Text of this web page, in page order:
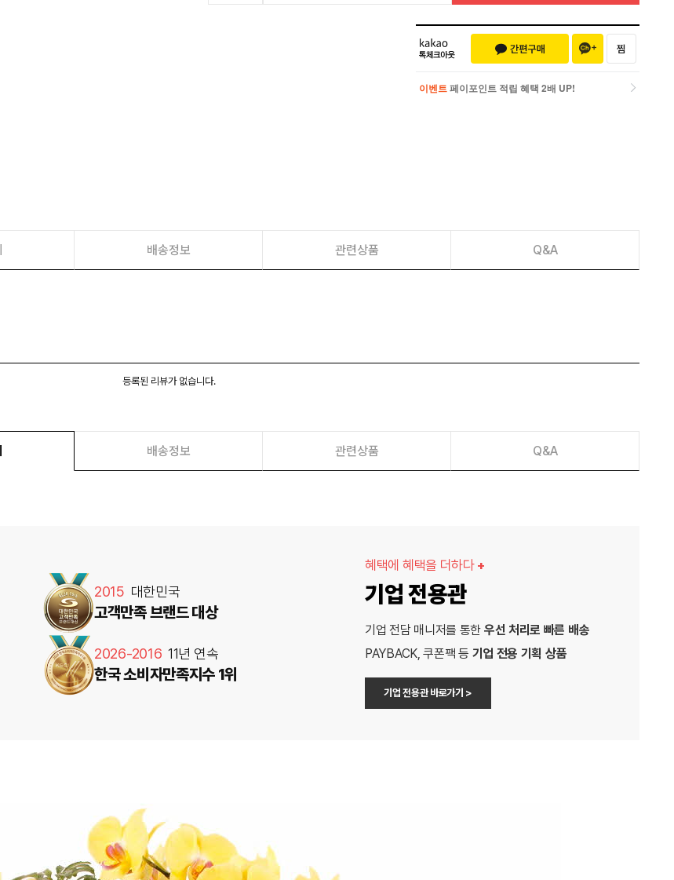
이벤트 페이포인트 적립 혜택 2배 UP!
배송정보 관련상품 Q&A
등록된 리뷰가 없습니다.
배송정보 관련상품 Q&A
2015 대한민국
고객만족 브랜드 대상
2026-2016 11년 연속
한국 소비자만족지수 1위
혜택에 혜택을 더하다 +
기업 전용관
기업 전담 매니저를 통한 우선 처리로 빠른 배송
PAYBACK, 쿠폰팩 등 기업 전용 기획 상품
기업 전용관 바로가기 >